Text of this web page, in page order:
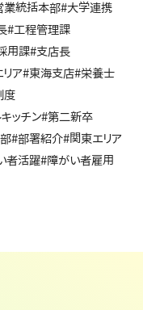
業統括本部#大学連携
#工程管理課
用課#支店長
ア#東海支店#栄養士
度
ッチン#第二新卒
#部署紹介#関東エリア
者活躍#障がい者雇用